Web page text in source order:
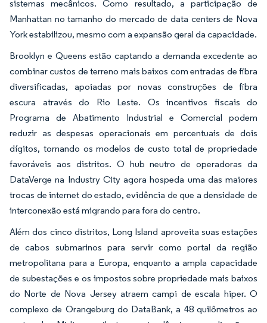
sistemas mecânicos. Como resultado, a participação de
Manhattan no tamanho do mercado de data centers de Nova
York estabilizou, mesmo com a expansão geral da capacidade.
Brooklyn e Queens estão captando a demanda excedente ao
combinar custos de terreno mais baixos com entradas de fibra
diversificadas, apoiadas por novas construções de fibra
escura através do Rio Leste. Os incentivos fiscais do
Programa de Abatimento Industrial e Comercial podem
reduzir as despesas operacionais em percentuais de dois
dígitos, tornando os modelos de custo total de propriedade
favoráveis aos distritos. O hub neutro de operadoras da
DataVerge na Industry City agora hospeda uma das maiores
trocas de internet do estado, evidência de que a densidade de
interconexão está migrando para fora do centro.
Além dos cinco distritos, Long Island aproveita suas estações
de cabos submarinos para servir como portal da região
metropolitana para a Europa, enquanto a ampla capacidade
de subestações e os impostos sobre propriedade mais baixos
do Norte de Nova Jersey atraem campi de escala hiper. O
complexo de Orangeburg do DataBank, a 48 quilômetros ao